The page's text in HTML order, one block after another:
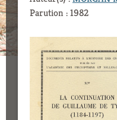
Parution : 1982